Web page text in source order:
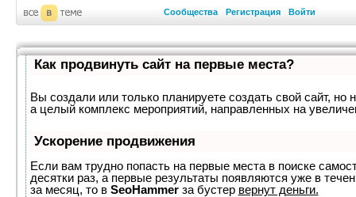
Сообщества Регистрация Войти
Как продвинуть сайт на первые места?
Вы создали или только планируете создать свой сайт, но
а целый комплекс мероприятий, направленных на
Ускорение продвижения
Если вам трудно попасть на первые места в поиске
десятки раз, а первые результаты появляются уже в
за месяц, то в SeoHammerза бустер вернут деньги.